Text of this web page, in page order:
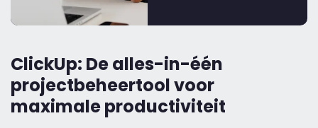
ClickUp: De alles-in-één
projectbeheertool voor
maximale productiviteit